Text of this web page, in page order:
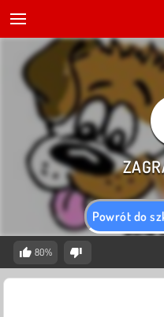
Powrót do
80%